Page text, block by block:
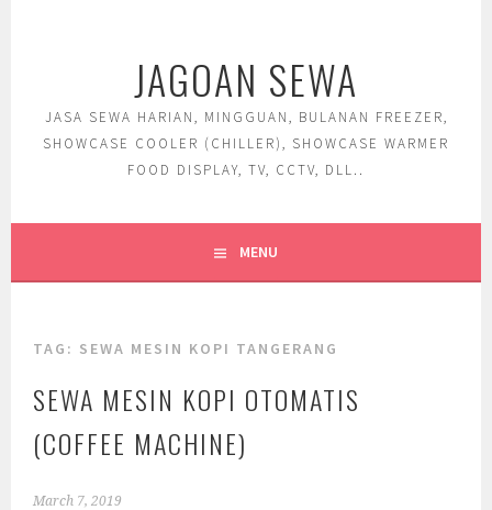
JAGOAN SEWA
JASA SEWA HARIAN, MINGGUAN, BULANAN FREEZER,
SHOWCASE COOLER (CHILLER), SHOWCASE WARMER
FOOD DISPLAY, TV, CCTV, DLL..
MENU
TAG: SEWA MESIN KOPI TANGERANG
SEWA MESIN KOPI OTOMATIS
(COFFEE MACHINE)
March 7, 2019